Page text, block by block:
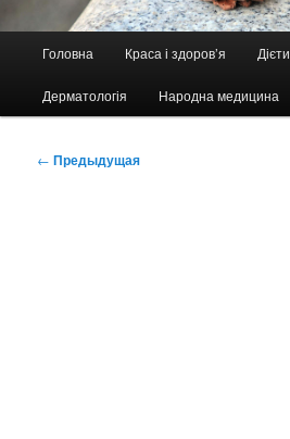
Головна Краса і здоров’я Дієти
Дерматологія Народна медицина
Навигация
← Предыдущая